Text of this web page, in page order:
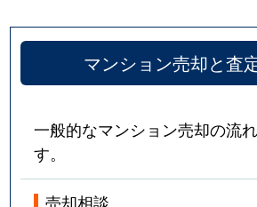
マンション売却と査
一般的なマンション売却の流
す。
売却相談